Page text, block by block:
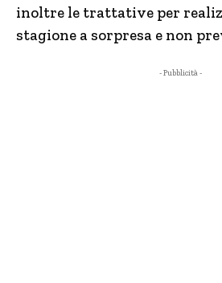
inoltre le trattative per
stagione a sorpresa e non
- Pubblicità -